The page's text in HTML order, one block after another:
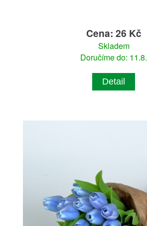
Cena: 26 Kč
Skladem
Doručíme do: 11.8.
Detail